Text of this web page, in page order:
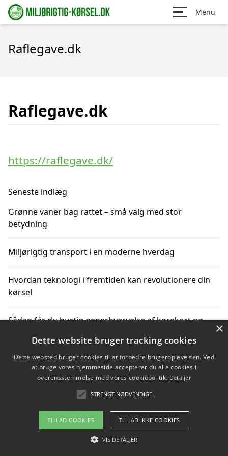
Menu
Raflegave.dk
Raflegave.dk
https://raflegave.dk/
Seneste indlæg
Grønne vaner bag rattet – små valg med stor
betydning
Miljørigtig transport i en moderne hverdag
Hvordan teknologi i fremtiden kan revolutionere din
kørsel
Sådan får du hurtig generhvervelse af kørekort og
Sådan lærer du miljørigtig kørsel hos en køreskole i
Gentofte
Copyright 2026 - Pilanto Aps
Om / kontakt
×
Dette website bruger tracking cookies
Dette websted bruger cookies til at forbedre brugeroplevelsen. Ved
at bruge vores hjemmeside accepterer du alle cookies i
overensstemmelse med vores cookiepolitik. Detaljer
STRENGT NØDVENDIGE
TILLAD COOKIES TILLAD IKKE COOKIES
VIS DETALJER